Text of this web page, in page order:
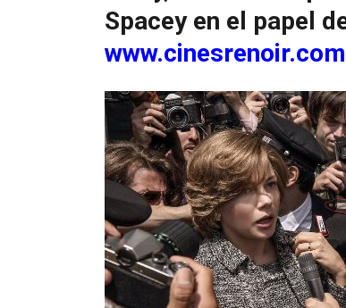
Spacey en el papel
www.cinesrenoir.com